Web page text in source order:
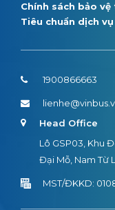
Chính sách bảo
Tiêu chuẩn dịch
1900866663
Head Office
Lô GSP03, Khu
Đại Mỗ, Nam Từ
MST/ĐKKD: